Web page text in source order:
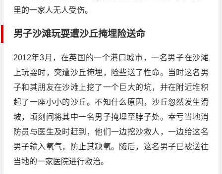
里的一家人无人受伤。
男子沙滩玩耍遭沙丘掩埋险送命
2012年3月，在英国的一个港口城市，一名男子在沙滩
上玩耍时，突遭沙丘掩埋，险些送了性命。当时这名男
子和其朋友在沙滩上挖了一个巨大的坑，并在附近堆积
起了一座小小的沙丘。不知什么原因，沙丘忽然发生滑
坡，顷刻间将其中一名男子掩埋至脖子处。幸亏当地消
防员与医生及时赶到，他们一边挖沙救人，一边给这名
男子输入氧气，防止其缺氧。随后，这名男子已被送往
当地的一家医院进行救治。